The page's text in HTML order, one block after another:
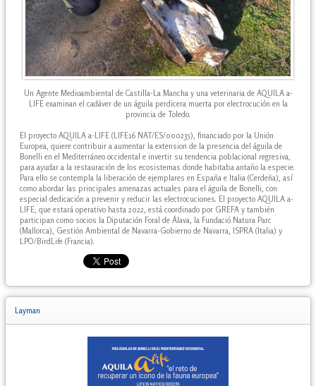
Un Agente Medioambiental de Castilla-La Mancha y una veterinaria de AQUILA a-
LIFE examinan el cadáver de un águila perdicera muerta por electrocución en la
provincia de Toledo.
El proyecto AQUILA a-LIFE (LIFE16 NAT/ES/000235), financiado por la Unión
Europea, quiere contribuir a aumentar la extension de la presencia del águila de
Bonelli en el Mediterráneo occidental e invertir su tendencia poblacional regresiva,
para ayudar a la restauración de los ecosistemas donde habitaba antaño la especie.
Para ello se contempla la liberación de ejemplares en España e Italia (Cerdeña), así
como abordar las principales amenazas actuales para el águila de Bonelli, con
especial dedicación a prevenir y reducir las electrocuciones. El proyecto AQUILA a-
LIFE, que estará operativo hasta 2022, está coordinado por GREFA y también
participan como socios la Diputación Foral de Álava, la Fundació Natura Parc
(Mallorca), Gestión Ambiental de Navarra-Gobierno de Navarra, ISPRA (Italia) y
LPO/BirdLife (Francia).
Layman